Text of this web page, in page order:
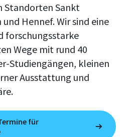
Standorten Sankt
Hennef. Wir sind eine
forschungsstarke
Wege mit rund 40
Studiengängen, kleinen
Ausstattung und
für